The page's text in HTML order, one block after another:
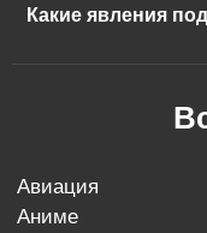
Какие явления
авиация
аниме